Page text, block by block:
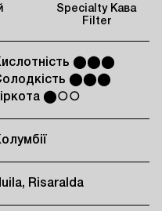
Specialty Кава
Filter
⬤⬤⬤
⬤⬤⬤
⬤○○
Risaralda